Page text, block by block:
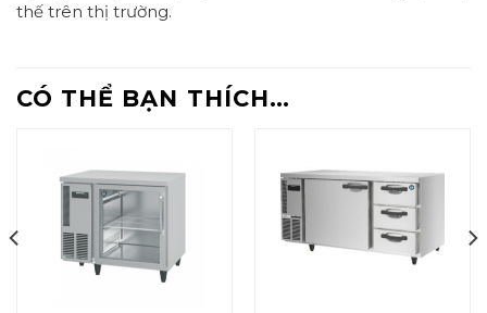
thế trên thị trường.
CÓ THỂ BẠN THÍCH…